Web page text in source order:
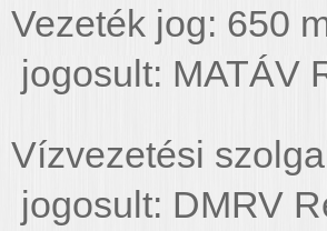
Vezeték
jogosult: MATÁV
Vízvezetési
jogosult: DMRV